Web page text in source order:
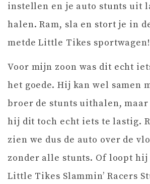
instellen en je auto stunts uit
halen. Ram, sla en stort je in
metde Little Tikes sportwagen!
Voor mijn zoon was dit echt
het goede. Hij kan wel samen
broer de stunts uithalen,
hij dit toch echt iets te lastig.
zien we dus de auto over de
zonder alle stunts. Of loopt hij
Little Tikes Slammin’ Racers